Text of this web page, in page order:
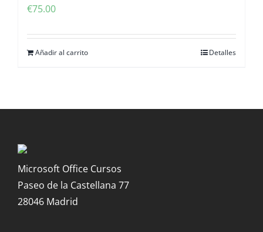
€75.00
Añadir al carrito Detalles
Microsoft Office Cursos
Paseo de la Castellana 77
28046 Madrid